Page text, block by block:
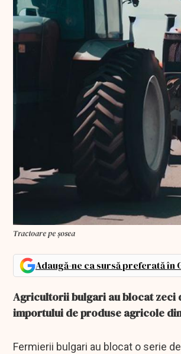
Tractoare pe șosea
Adaugă-ne ca sursă preferată în
Agricultorii bulgari au blocat zeci
importului de produse agricole
Fermierii bulgari au blocat o serie